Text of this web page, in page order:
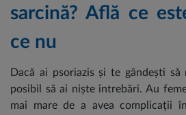
sarcină? Află ce
ce nu
Dacă ai psoriazis și te gândești să
posibil să ai niște întrebări. Au
mai mare de a avea complicații